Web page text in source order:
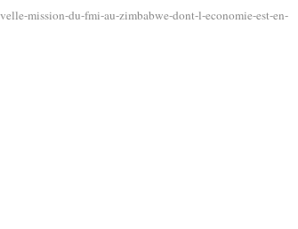
mission-du-fmi-au-zimbabwe-dont-l-economie-est-en-